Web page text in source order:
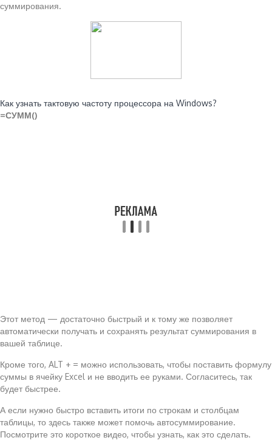
суммирования.
Как узнать тактовую частоту процессора на Windows?
=СУММ()
Этот метод — достаточно быстрый и к тому же позволяет
автоматически получать и сохранять результат суммирования в
вашей таблице.
Кроме того, ALT + = можно использовать, чтобы поставить формулу
суммы в ячейку Excel и не вводить ее руками. Согласитесь, так
будет быстрее.
А если нужно быстро вставить итоги по строкам и столбцам
таблицы, то здесь также может помочь автосуммирование.
Посмотрите это короткое видео, чтобы узнать, как это сделать.